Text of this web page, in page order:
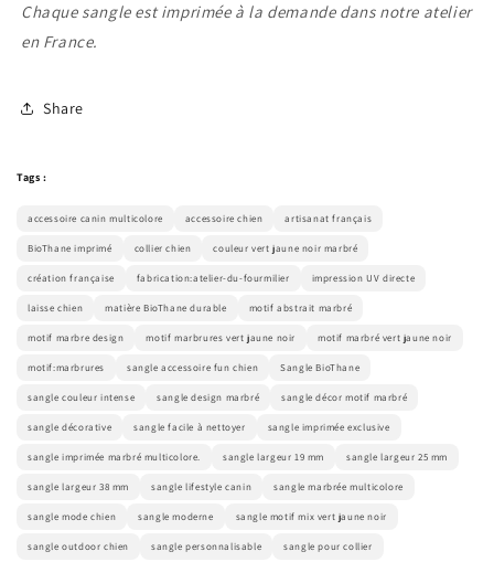
Chaque sangle est imprimée à la demande dans notre atelier
en France.
Share
Tags :
accessoire canin multicolore accessoire chien artisanat français
BioThane imprimé collier chien couleur vert jaune noir marbré
création française fabrication:atelier-du-fourmilier impression UV directe
laisse chien matière BioThane durable motif abstrait marbré
motif marbre design motif marbrures vert jaune noir motif marbré vert jaune noir
motif:marbrures sangle accessoire fun chien Sangle BioThane
sangle couleur intense sangle design marbré sangle décor motif marbré
sangle décorative sangle facile à nettoyer sangle imprimée exclusive
sangle imprimée marbré multicolore. sangle largeur 19 mm sangle largeur 25 mm
sangle largeur 38 mm sangle lifestyle canin sangle marbrée multicolore
sangle mode chien sangle moderne sangle motif mix vert jaune noir
sangle outdoor chien sangle personnalisable sangle pour collier